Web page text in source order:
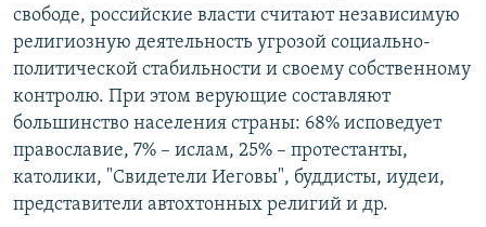
свободе, российские власти считают независимую
религиозную деятельность угрозой социально-
политической стабильности и своему собственному
контролю. При этом верующие составляют
большинство населения страны: 68% исповедует
православие, 7% – ислам, 25% – протестанты,
католики, "Свидетели Иеговы", буддисты, иудеи,
представители автохтонных религий и др.